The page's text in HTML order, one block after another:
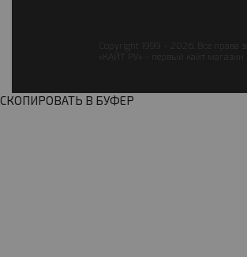
Copyright 1999 - 2026. Все права
«КАЙТ РУ» - первый кайт
СКОПИРОВАТЬ В БУФЕР